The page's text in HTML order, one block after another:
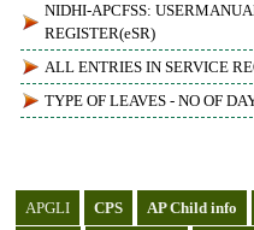
NIDHI-APCFSS:
REGISTER(eSR)
ALL ENTRIES IN SERVICE
TYPE OF LEAVES - NO OF
APGLI CPS AP Child info